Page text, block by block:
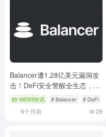
Balancer遭1.28亿美元漏洞攻
击！DeFi安全警醒全生态，
2025年重大事件回顾
WEB3快讯 # Balancer # DeFi
9个月前 28